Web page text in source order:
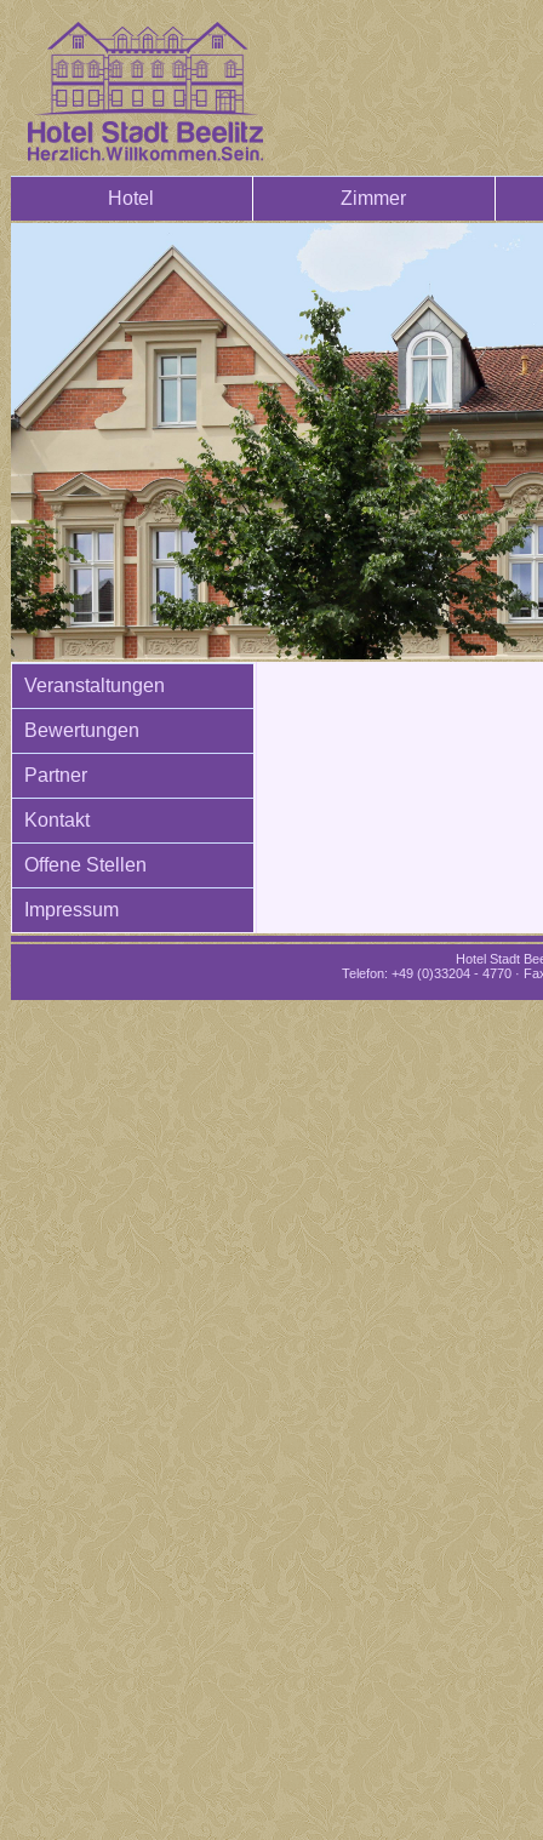
Hotel Zimmer
Veranstaltungen
Bewertungen
Partner
Kontakt
Offene Stellen
Impressum
Hotel Stadt
Telefon: +49 (0)33204 - 4770 ·